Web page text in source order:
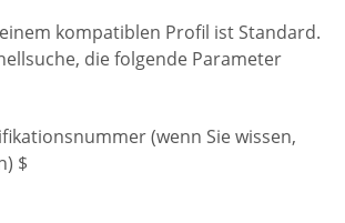
kompatiblen Profil ist Standard.
die folgende Parameter
(wenn Sie wissen,
$